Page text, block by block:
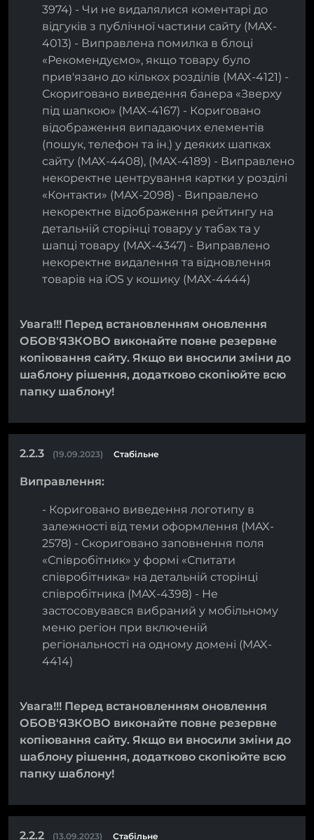
3974) - Чи не видалялися коментарі до
відгуків з публічної частини сайту (MAX-
4013) - Виправлена помилка в блоці
«Рекомендуємо», якщо товару було
прив'язано до кількох розділів (MAX-4121) -
Скориговано виведення банера «Зверху
під шапкою» (MAX-4167) - Кориговано
відображення випадаючих елементів
(пошук, телефон та ін.) у деяких шапках
сайту (MAX-4408), (MAX-4189) - Виправлено
некоректне центрування картки у розділі
«Контакти» (MAX-2098) - Виправлено
некоректне відображення рейтингу на
детальній сторінці товару у табах та у
шапці товару (MAX-4347) - Виправлено
некоректне видалення та відновлення
товарів на iOS у кошику (MAX-4444)
Увага!!! Перед встановленням оновлення
ОБОВ'ЯЗКОВО виконайте повне резервне
копіювання сайту. Якщо ви вносили зміни до
шаблону рішення, додатково скопіюйте всю
папку шаблону!
2.2.3 (19.09.2023) Стабільне
Виправлення:
- Кориговано виведення логотипу в
залежності від теми оформлення (MAX-
2578) - Скориговано заповнення поля
«Співробітник» у формі «Спитати
співробітника» на детальній сторінці
співробітника (MAX-4398) - Не
застосовувався вибраний у мобільному
меню регіон при включеній
регіональності на одному домені (MAX-
4414)
Увага!!! Перед встановленням оновлення
ОБОВ'ЯЗКОВО виконайте повне резервне
копіювання сайту. Якщо ви вносили зміни до
шаблону рішення, додатково скопіюйте всю
папку шаблону!
2.2.2 (13.09.2023) Стабільне